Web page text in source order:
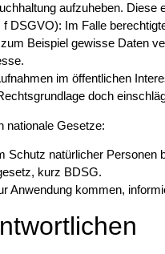
aufzuheben. Diese
DSGVO): Im Falle
Beispiel gewisse Daten
im öffentlichen
doch
nationale Gesetze:
natürlicher
kurz BDSG.
Anwendung kommen,